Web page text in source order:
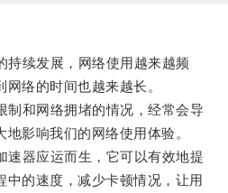
续发展，网络使用越来越频
络的时间也越来越长。
和网络拥堵的情况，经常会导
影响我们的网络使用体验。
器应运而生，它可以有效地提
中的速度，减少卡顿情况，让用